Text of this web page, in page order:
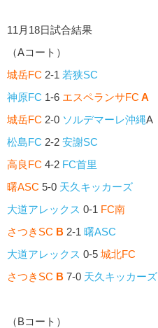
11月18日試合結果
（Aコート）
城岳FC 2-1 若狭SC
神原FC 1-6 エスペランサFC A
城岳FC 2-0 ソルデマーレ沖縄A
松島FC 2-2 安謝SC
高良FC 4-2 FC首里
曙ASC 5-0 天久キッカーズ
大道アレックス 0-1 FC南
さつきSC B 2-1 曙ASC
大道アレックス 0-5 城北FC
さつきSC B 7-0 天久キッカーズ
（Bコート）